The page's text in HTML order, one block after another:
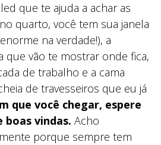
que te ajuda a achar as
quarto, você tem sua janela
na verdade!), a
que vão te mostrar onde fica,
de trabalho e a cama
de travesseiros que eu já
que você chegar, espere
boas vindas. Acho
porque sempre tem